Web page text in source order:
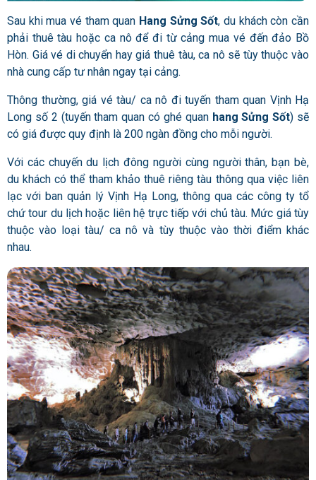
Sau khi mua vé tham quan Hang Sửng Sốt, du khách còn cần
phải thuê tàu hoặc ca nô để đi từ cảng mua vé đến đảo Bồ
Hòn. Giá vé di chuyển hay giá thuê tàu, ca nô sẽ tùy thuộc vào
nhà cung cấp tư nhân ngay tại cảng.
Thông thường, giá vé tàu/ ca nô đi tuyến tham quan Vịnh Hạ
Long số 2 (tuyến tham quan có ghé quanhang Sửng Sốt) sẽ
có giá được quy định là 200 ngàn đồng cho mỗi người.
Với các chuyến du lịch đông người cùng người thân, bạn bè,
du khách có thể tham khảo thuê riêng tàu thông qua việc liên
lạc với ban quản lý Vịnh Hạ Long, thông qua các công ty tổ
chứ tour du lịch hoặc liên hệ trực tiếp với chủ tàu. Mức giá tùy
thuộc vào loại tàu/ ca nô và tùy thuộc vào thời điểm khác
nhau.